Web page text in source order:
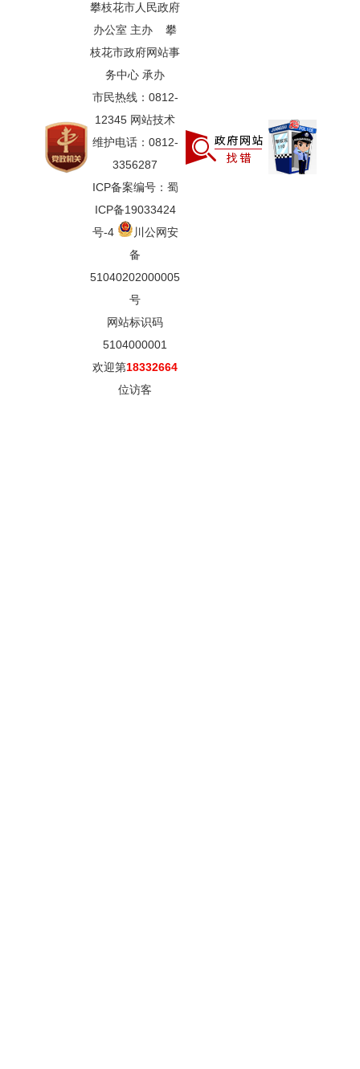
攀枝花市人民政府
办公室 主办 攀
枝花市政府网站事
务中心 承办
市民热线：0812-
12345 网站技术
维护电话：0812-
3356287
ICP备案编号：蜀
ICP备19033424
号-4
川公网安
备
51040202000005
号
网站标识码
5104000001
欢迎第18332664
位访客